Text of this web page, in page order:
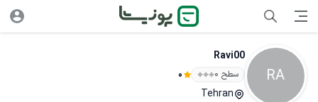
RA
Ravi00
سطح ۰ 0
Tehran